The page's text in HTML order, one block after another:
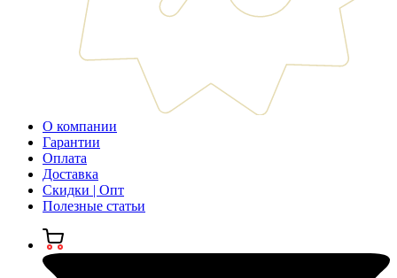
О компании
Гарантии
Оплата
Доставка
Скидки | Опт
Полезные статьи